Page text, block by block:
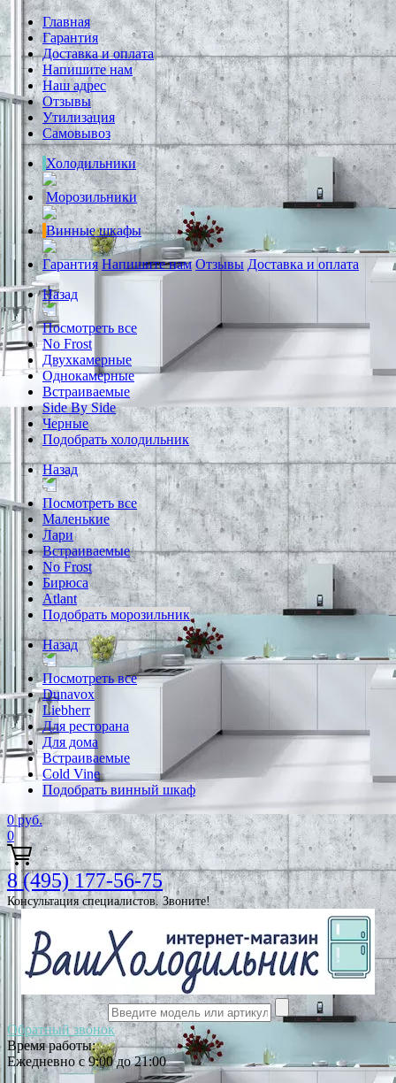
Главная
Гарантия
Доставка и оплата
Напишите нам
Наш адрес
Отзывы
Утилизация
Самовывоз
Холодильники
Морозильники
Винные шкафы
Гарантия Напишите нам Отзывы Доставка и оплата
Назад
Посмотреть все
No Frost
Двухкамерные
Однокамерные
Встраиваемые
Side By Side
Черные
Подобрать холодильник
Назад
Посмотреть все
Маленькие
Лари
Встраиваемые
No Frost
Бирюса
Atlant
Подобрать морозильник
Назад
Посмотреть все
Dunavox
Liebherr
Для ресторана
Для дома
Встраиваемые
Cold Vine
Подобрать винный шкаф
0 руб.
0
8 (495) 177-56-75
Консультация специалистов. Звоните!
Обратный звонок
Время работы:
Ежедневно с 9:00 до 21:00